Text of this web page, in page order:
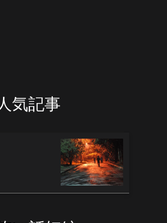
気記事